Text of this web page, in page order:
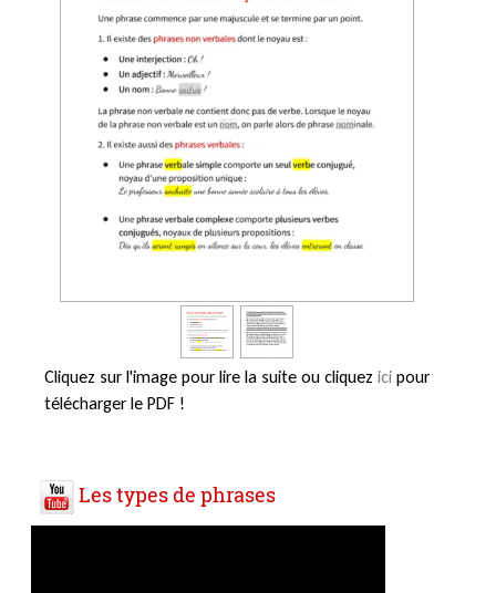
Cliquez sur l'image pour lire la suite ou cliquez ici pour
télécharger le PDF !
Les types de phrases